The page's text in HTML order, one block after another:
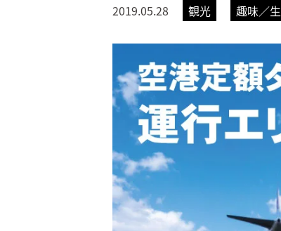
2019.05.28 観光 趣味／